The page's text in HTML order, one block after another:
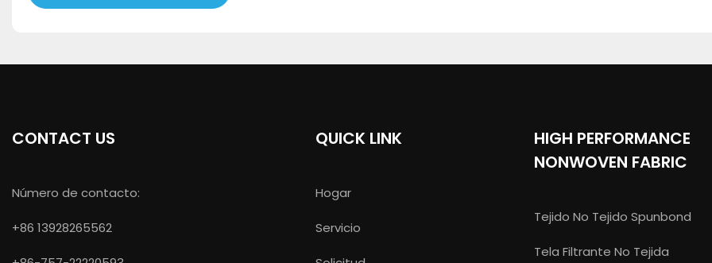
CONTACT US
Número de contacto:
+86 13928265562
QUICK LINK
Hogar
Servicio
HIGH PERFORMANCE
NONWOVEN FABRIC
Tejido No Tejido Spunbond
Tela Filtrante No Tejida